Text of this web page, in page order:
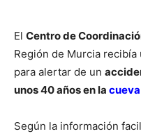
El Centro de
Región de Murcia recibía
para alertar de un
unos 40 años en la
Según la información